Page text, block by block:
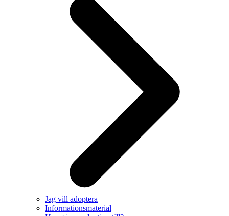
Jag vill adoptera
Informationsmaterial